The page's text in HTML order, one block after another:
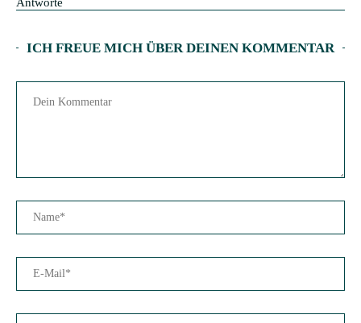
ICH FREUE MICH ÜBER DEINEN KOMMENTAR